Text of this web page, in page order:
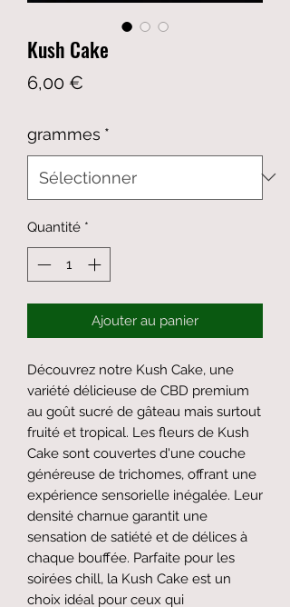
Kush Cake
6,00 €
grammes *
Quantité *
Ajouter au panier
Découvrez notre Kush Cake, une
variété délicieuse de CBD premium
au goût sucré de gâteau mais surtout
fruité et tropical. Les fleurs de Kush
Cake sont couvertes d'une couche
généreuse de trichomes, offrant une
expérience sensorielle inégalée. Leur
densité charnue garantit une
sensation de satiété et de délices à
chaque bouffée. Parfaite pour les
soirées chill, la Kush Cake est un
choix idéal pour ceux qui